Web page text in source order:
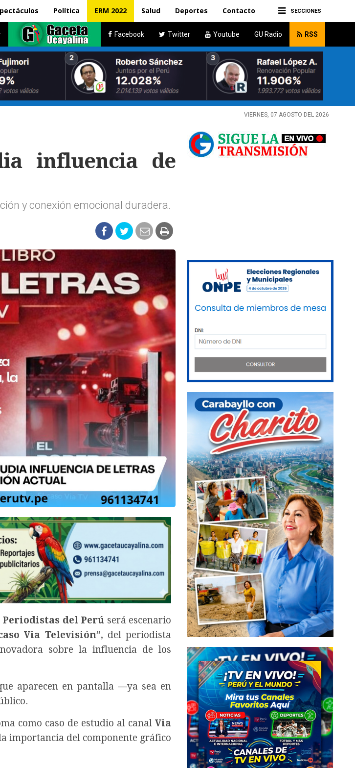
SECCIONES
Política ERM 2022 Salud Deportes Contacto
Facebook Twitter Youtube GU Radio RSS
VIERNES, 07 AGOSTO DEL 2026
influencia de
y conexión emocional duradera.
Periodistas del Perú será escenario
Via Televisión”, del periodista
sobre la influencia de los
aparecen en pantalla —ya sea en
como caso de estudio al canal Via
importancia del componente gráfico